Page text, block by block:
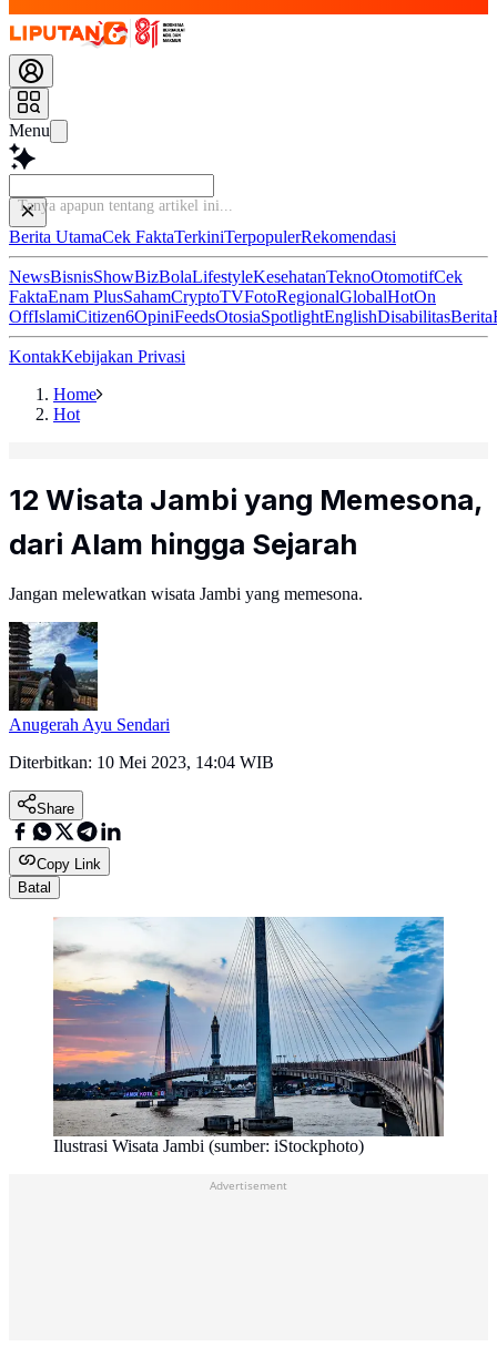
Menu
Tanya apapun tentang
Berita UtamaCek FaktaTerkiniTerpopulerRekomendasi
NewsBisnisShowBizBolaLifestyleKesehatanTeknoOtomotifCek
FaktaEnam PlusSahamCryptoTVFotoRegionalGlobalHotOn
OffIslamiCitizen6OpiniFeedsOtosiaSpotlightEnglishDisabilitasBerita
KontakKebijakan Privasi
Home
Hot
12 Wisata Jambi yang Memesona,
dari Alam hingga Sejarah
Jangan melewatkan wisata Jambi yang memesona.
Anugerah Ayu Sendari
Diterbitkan: 10 Mei 2023, 14:04 WIB
Share
Copy Link
Batal
Ilustrasi Wisata Jambi (sumber: iStockphoto)